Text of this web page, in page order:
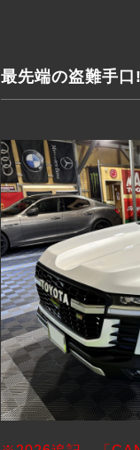
最先端の盗難手口